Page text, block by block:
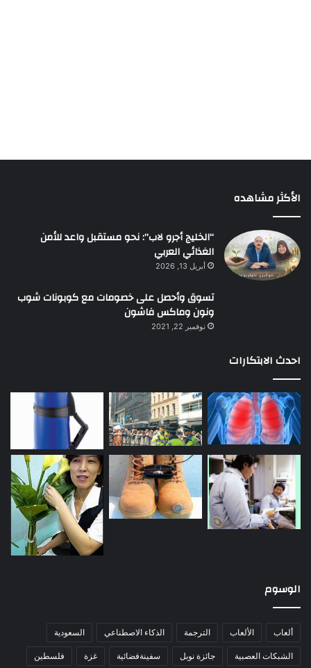
الأكثر مشاهده
“الخليج أجرو لاب”: نحو مستقبل واعد للأمن
الغذائي العربي
أبريل 13, 2026
تسوق وأحصل على خصومات مع كوبونات شوب
ونون وماكس فاشون
نوفمبر 22, 2021
احدث الابتكارات
الوسوم
ألعاب الألعاب الترجمة الذكاء الاصطناعي السعودية
الشبكات العصبية جائزة نوبل سفينةفضائية غزة فلسطين